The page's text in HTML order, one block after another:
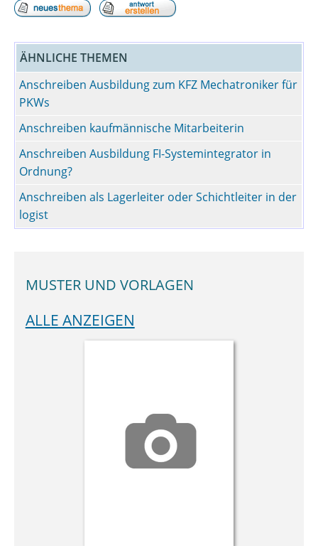
ÄHNLICHE THEMEN
Anschreiben Ausbildung zum KFZ Mechatroniker für
PKWs
Anschreiben kaufmännische Mitarbeiterin
Anschreiben Ausbildung FI-Systemintegrator in
Ordnung?
Anschreiben als Lagerleiter oder Schichtleiter in der
logist
MUSTER UND VORLAGEN
ALLE ANZEIGEN